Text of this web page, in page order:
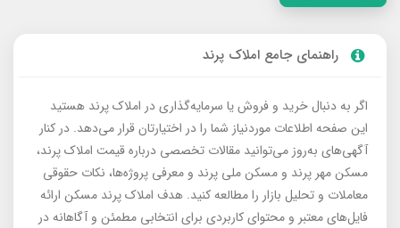
راهنمای جامع املاک پرند
اگر به دنبال خرید و فروش یا سرمایه‌گذاری در املاک پرند هستید
این صفحه اطلاعات موردنیاز شما را در اختیارتان قرار می‌دهد. در کنار
آگهی‌های به‌روز می‌توانید مقالات تخصصی درباره قیمت املاک پرند،
مسکن مهر پرند و مسکن ملی پرند و معرفی پروژه‌ها، نکات حقوقی
معاملات و تحلیل بازار را مطالعه کنید. هدف املاک پرند مسکن ارائه
فایل‌های معتبر و محتوای کاربردی برای انتخابی مطمئن و آگاهانه در